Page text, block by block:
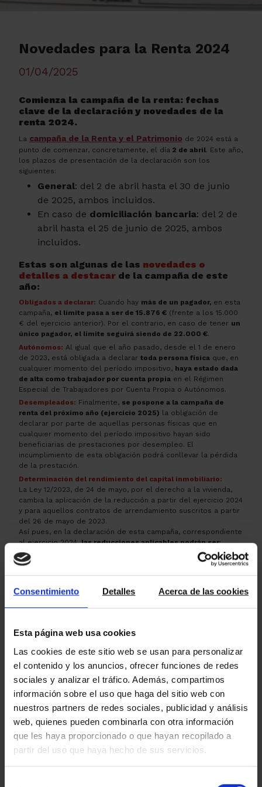
Consentimiento Detalles Acerca de las cookies
Esta página web usa cookies
Las cookies de este sitio web se usan para personalizar
el contenido y los anuncios, ofrecer funciones de redes
sociales y analizar el tráfico. Además, compartimos
información sobre el uso que haga del sitio web con
nuestros partners de redes sociales, publicidad y análisis
web, quienes pueden combinarla con otra información
que les haya proporcionado o que hayan recopilado a
partir del uso que haya hecho de sus servicios.
Novedades para la Renta 2024
01/04/2025
Comienza la campaña de la renta: fechas
clave de la declaración y novedades de la
renta 2024.
La campaña de la Renta y el Patrimonio de 2024 está a
punto de comenzar, concretamente, el día 2 de abril. Este año,
los plazos de presentación de la declaración son los
siguientes:
General: del 2 de abril hasta el 30 de junio
de 2025, ambos incluidos.
En caso de domiciliación bancaria: del 2 de
abril hasta el 25 de junio de 2025, ambos
incluidos.
Estas son algunas de las novedades o
detalles a destacar de la campaña de este
año:
Obligados a declarar: Cuando hay más de un pagador, en esta
campaña, el límite pasa a ser de 15.876 € (frente a los 15.000
€ del ejercicio anterior). Por el contrario, en caso de tener un
único pagador, el límite seguirá siendo de 22.000 €.
Autónomos: Al igual que el año pasado, desde el 1 de enero
de 2023, está obligada a declarar toda persona física que, en
cualquier momento del período impositivo, haya estado dada
de alta como trabajador por cuenta propia en el Régimen
Especial de Trabajadores por Cuenta Propia o Autónomos.
Desempleados: Finalmente, se pospone a la campaña de
renta del próximo año (ejercicio 2025) la obligación de
declarar por parte de aquellas personas físicas que en
cualquier momento del período impositivo hayan sido
beneficiarias de prestaciones por desempleo. El
incumplimiento de esta obligación podrá conllevar la pérdida
de la prestación.
Determinación del rendimiento del capital inmobiliario:
La Ley 12/2023, de 24 de mayo, por el derecho a la vivienda,
cambia la aplicación de la reducción a partir del ejercicio 2024
y para aquellos contratos de arrendamiento suscritos a partir
del 26 de mayo de 2023.
Así pues, en la declaración de esta campaña, correspondiente
al ejercicio 2024,las reducciones aplicables podrán ser:
antes del 26/05/2023
normativa anterior a la Ley 12/2023.
Contratos celebrados
después del
60% o 50%
, en función de las
circunstancias del contrato.
Es importante recordar, como siempre, que los datos fiscales
proceden de información facilitada por terceros y sirven de
base para realizar los cálculos de la Renta, permitiendo
contrastar las diferencias que pudieran existir entre los datos
fiscales y los datos reales. Por este motivo,es muy
importante revisar el contenido de los datos fiscales y del
borrador para evitar posibles errores de liquidación.